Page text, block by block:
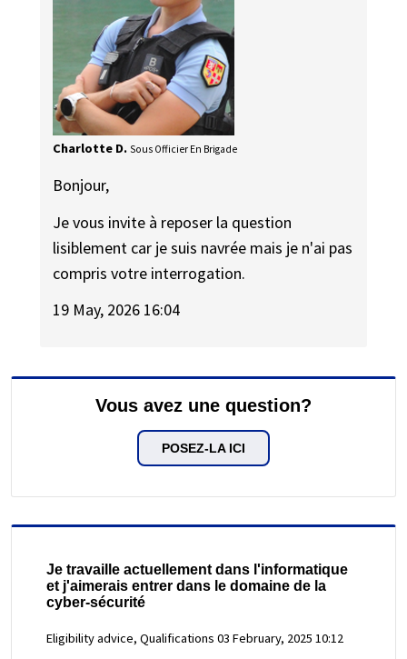
Charlotte D. Sous Officier En Brigade
Bonjour,
Je vous invite à reposer la question
lisiblement car je suis navrée mais je n'ai pas
compris votre interrogation.
19 May, 2026 16:04
Vous avez une question?
POSEZ-LA ICI
Je travaille actuellement dans l'informatique
et j'aimerais entrer dans le domaine de la
cyber-sécurité
Eligibility advice, Qualifications 03 February, 2025 10:12